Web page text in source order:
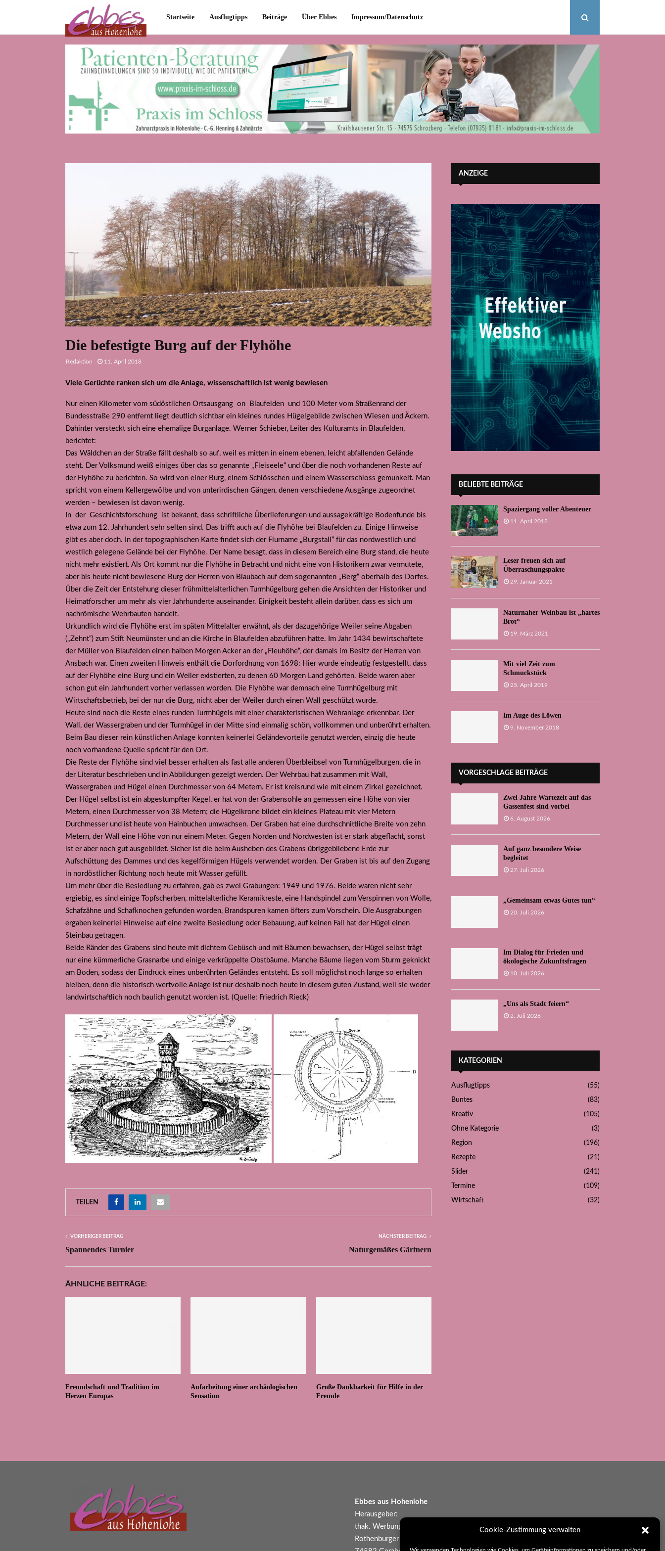
Cookie-Zustimmung verwalten
Startseite Ausflugtipps Beiträge Über Ebbes Impressum/Datenschutz
Die befestigte Burg auf der Flyhöhe
Redaktion 11. April 2018
Viele Gerüchte ranken sich um die Anlage, wissenschaftlich ist wenig bewiesen
Nur einen Kilometer vom südöstlichen Ortsausgang on Blaufelden und 100 Meter vom Straßenrand der
Bundesstraße 290 entfernt liegt deutlich sichtbar ein kleines rundes Hügelgebilde zwischen Wiesen und Äckern.
Dahinter versteckt sich eine ehemalige Burganlage. Werner Schieber, Leiter des Kulturamts in Blaufelden,
berichtet:
Das Wäldchen an der Straße fällt deshalb so auf, weil es mitten in einem ebenen, leicht abfallenden Gelände
steht. Der Volksmund weiß einiges über das so genannte „Fleiseele“ und über die noch vorhandenen Reste auf
der Flyhöhe zu berichten. So wird von einer Burg, einem Schlösschen und einem Wasserschloss gemunkelt. Man
spricht von einem Kellergewölbe und von unterirdischen Gängen, denen verschiedene Ausgänge zugeordnet
werden – bewiesen ist davon wenig.
In der Geschichtsforschung ist bekannt, dass schriftliche Überlieferungen und aussagekräftige Bodenfunde bis
etwa zum 12. Jahrhundert sehr selten sind. Das trifft auch auf die Flyhöhe bei Blaufelden zu. Einige Hinweise
gibt es aber doch. In der topographischen Karte findet sich der Flurname „Burgstall“ für das nordwestlich und
westlich gelegene Gelände bei der Flyhöhe. Der Name besagt, dass in diesem Bereich eine Burg stand, die heute
nicht mehr existiert. Als Ort kommt nur die Flyhöhe in Betracht und nicht eine von Historikern zwar vermutete,
aber bis heute nicht bewiesene Burg der Herren von Blaubach auf dem sogenannten „Berg“ oberhalb des Dorfes.
Über die Zeit der Entstehung dieser frühmittelalterlichen Turmhügelburg gehen die Ansichten der Historiker und
Heimatforscher um mehr als vier Jahrhunderte auseinander. Einigkeit besteht allein darüber, dass es sich um
nachrömische Wehrbauten handelt.
Urkundlich wird die Flyhöhe erst im späten Mittelalter erwähnt, als der dazugehörige Weiler seine Abgaben
(„Zehnt“) zum Stift Neumünster und an die Kirche in Blaufelden abzuführen hatte. Im Jahr 1434 bewirtschaftete
der Müller von Blaufelden einen halben Morgen Acker an der „Fleuhöhe“, der damals im Besitz der Herren von
Ansbach war. Einen zweiten Hinweis enthält die Dorfordnung von 1698: Hier wurde eindeutig festgestellt, dass
auf der Flyhöhe eine Burg und ein Weiler existierten, zu denen 60 Morgen Land gehörten. Beide waren aber
schon gut ein Jahrhundert vorher verlassen worden. Die Flyhöhe war demnach eine Turmhügelburg mit
Wirtschaftsbetrieb, bei der nur die Burg, nicht aber der Weiler durch einen Wall geschützt wurde.
Heute sind noch die Reste eines runden Turmhügels mit einer charakteristischen Wehranlage erkennbar. Der
Wall, der Wassergraben und der Turmhügel in der Mitte sind einmalig schön, vollkommen und unberührt erhalten.
Beim Bau dieser rein künstlichen Anlage konnten keinerlei Geländevorteile genutzt werden, einzig die heute
noch vorhandene Quelle spricht für den Ort.
Die Reste der Flyhöhe sind viel besser erhalten als fast alle anderen Überbleibsel von Turmhügelburgen, die in
der Literatur beschrieben und in Abbildungen gezeigt werden. Der Wehrbau hat zusammen mit Wall,
Wassergraben und Hügel einen Durchmesser von 64 Metern. Er ist kreisrund wie mit einem Zirkel gezeichnet.
Der Hügel selbst ist ein abgestumpfter Kegel, er hat von der Grabensohle an gemessen eine Höhe von vier
Metern, einen Durchmesser von 38 Metern; die Hügelkrone bildet ein kleines Plateau mit vier Metern
Durchmesser und ist heute von Hainbuchen umwachsen. Der Graben hat eine durchschnittliche Breite von zehn
Metern, der Wall eine Höhe von nur einem Meter. Gegen Norden und Nordwesten ist er stark abgeflacht, sonst
ist er aber noch gut ausgebildet. Sicher ist die beim Ausheben des Grabens übriggebliebene Erde zur
Aufschüttung des Dammes und des kegelförmigen Hügels verwendet worden. Der Graben ist bis auf den Zugang
in nordöstlicher Richtung noch heute mit Wasser gefüllt.
Um mehr über die Besiedlung zu erfahren, gab es zwei Grabungen: 1949 und 1976. Beide waren nicht sehr
ergiebig, es sind einige Topfscherben, mittelalterliche Keramikreste, eine Handspindel zum Verspinnen von Wolle,
Schafzähne und Schafknochen gefunden worden, Brandspuren kamen öfters zum Vorschein. Die Ausgrabungen
ergaben keinerlei Hinweise auf eine zweite Besiedlung oder Bebauung, auf keinen Fall hat der Hügel einen
Steinbau getragen.
Beide Ränder des Grabens sind heute mit dichtem Gebüsch und mit Bäumen bewachsen, der Hügel selbst trägt
nur eine kümmerliche Grasnarbe und einige verkrüppelte Obstbäume. Manche Bäume liegen vom Sturm geknickt
am Boden, sodass der Eindruck eines unberührten Geländes entsteht. Es soll möglichst noch lange so erhalten
bleiben, denn die historisch wertvolle Anlage ist nur deshalb noch heute in diesem guten Zustand, weil sie weder
landwirtschaftlich noch baulich genutzt worden ist. (Quelle: Friedrich Rieck)
TEILEN
VORHERIGER BEITRAG
Spannendes Turnier
NÄCHSTER BEITRAG
Naturgemäßes Gärtnern
ÄHNLICHE BEITRÄGE:
Freundschaft und Tradition im
Herzen Europas
Aufarbeitung einer archäologischen
Sensation
Große Dankbarkeit für Hilfe in der
Fremde
ANZEIGE
BELIEBTE BEITRÄGE
Spaziergang voller Abenteuer
11. April 2018
Leser freuen sich auf
Überraschungspakte
29. Januar 2021
Naturnaher Weinbau ist „hartes
Brot“
19. März 2021
Mit viel Zeit zum
Schmuckstück
25. April 2019
Im Auge des Löwen
9. November 2018
VORGESCHLAGE BEITRÄGE
Zwei Jahre Wartezeit auf das
Gassenfest sind vorbei
6. August 2026
Auf ganz besondere Weise
begleitet
27. Juli 2026
„Gemeinsam etwas Gutes tun“
20. Juli 2026
Im Dialog für Frieden und
ökologische Zukunftsfragen
10. Juli 2026
„Uns als Stadt feiern“
2. Juli 2026
KATEGORIEN
Ausflugtipps (55)
Buntes (83)
Kreativ (105)
Ohne Kategorie (3)
Region (196)
Rezepte (21)
Slider (241)
Termine (109)
Wirtschaft (32)
Ebbes aus Hohenlohe
Herausgeber:
thak. Werbung und Kommunikation
Rothenburger Str. 26